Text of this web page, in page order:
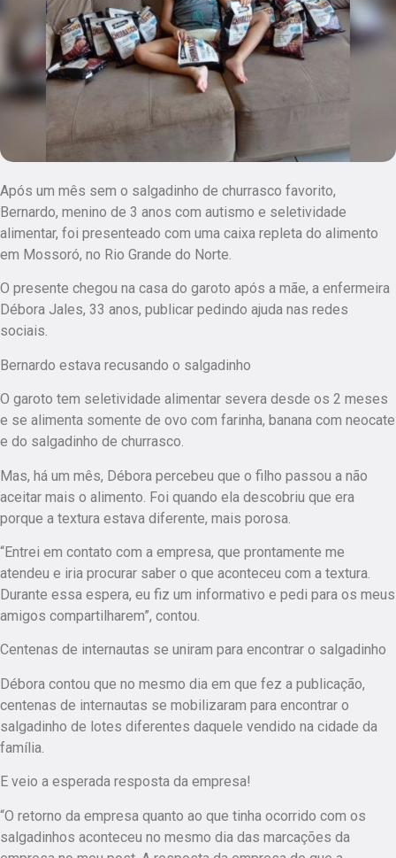
Após um mês sem o salgadinho de churrasco favorito,
Bernardo, menino de 3 anos com autismo e seletividade
alimentar, foi presenteado com uma caixa repleta do alimento
em Mossoró, no Rio Grande do Norte.
O presente chegou na casa do garoto após a mãe, a enfermeira
Débora Jales, 33 anos, publicar pedindo ajuda nas redes
sociais.
Bernardo estava recusando o salgadinho
O garoto tem seletividade alimentar severa desde os 2 meses
e se alimenta somente de ovo com farinha, banana com neocate
e do salgadinho de churrasco.
Mas, há um mês, Débora percebeu que o filho passou a não
aceitar mais o alimento. Foi quando ela descobriu que era
porque a textura estava diferente, mais porosa.
“Entrei em contato com a empresa, que prontamente me
atendeu e iria procurar saber o que aconteceu com a textura.
Durante essa espera, eu fiz um informativo e pedi para os meus
amigos compartilharem”, contou.
Centenas de internautas se uniram para encontrar o salgadinho
Débora contou que no mesmo dia em que fez a publicação,
centenas de internautas se mobilizaram para encontrar o
salgadinho de lotes diferentes daquele vendido na cidade da
família.
E veio a esperada resposta da empresa!
“O retorno da empresa quanto ao que tinha ocorrido com os
salgadinhos aconteceu no mesmo dia das marcações da